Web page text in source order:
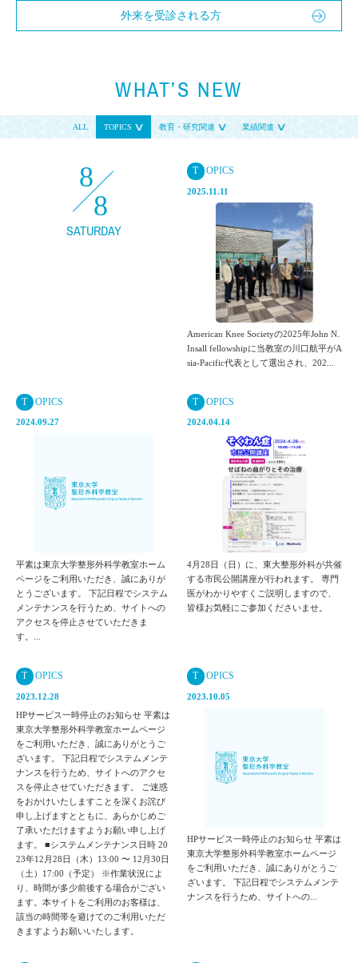
外来を受診される方
WHAT’S NEW
ALL TOPICS 教育・研究関連 業績関連
8
8
SATURDAY
T OPICS
2025.11.11
American Knee Societyの2025年John N.
Insall fellowshipに当教室の川口航平がA
sia-Pacific代表として選出され、202...
T OPICS
2024.09.27
平素は東京大学整形外科学教室ホーム
ページをご利用いただき、誠にありが
とうございます。 下記日程でシステム
メンテナンスを行うため、サイトへの
アクセスを停止させていただきま
す。...
T OPICS
2024.04.14
4月28日（日）に、東大整形外科が共催
する市民公開講座が行われます。 専門
医がわかりやすくご説明しますので、
皆様お気軽にご参加くださいませ。
T OPICS
2023.12.28
HPサービス一時停止のお知らせ 平素は
東京大学整形外科学教室ホームページ
をご利用いただき、誠にありがとうご
ざいます。 下記日程でシステムメンテ
ナンスを行うため、サイトへのアクセ
スを停止させていただきます。 ご迷惑
をおかけいたしますことを深くお詫び
申し上げますとともに、あらかじめご
了承いただけますようお願い申し上げ
ます。 ■システムメンテナンス日時 20
23年12月28日（木）13:00 〜 12月30日
（土）17:00（予定） ※作業状況によ
り、時間が多少前後する場合がござい
ます。本サイトをご利用のお客様は、
該当の時間帯を避けてのご利用いただ
きますようお願いいたします。
T OPICS
2023.10.05
HPサービス一時停止のお知らせ 平素は
東京大学整形外科学教室ホームページ
をご利用いただき、誠にありがとうご
ざいます。 下記日程でシステムメンテ
ナンスを行うため、サイトへの...